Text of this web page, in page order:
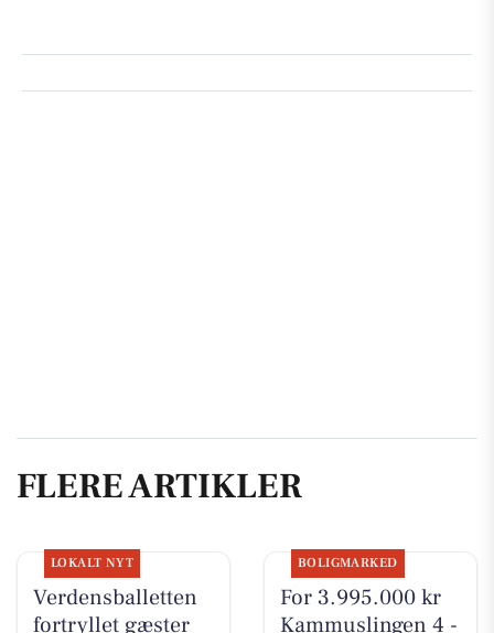
FLERE ARTIKLER
LOKALT NYT
Verdensballetten
fortryllet gæster
BOLIGMARKED
For 3.995.000 kr
Kammuslingen 4 -